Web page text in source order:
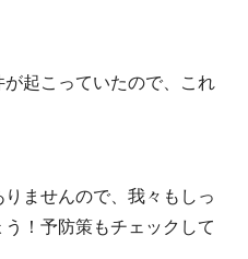
起こっていたので、これ
ませんので、我々もしっ
！予防策もチェックして